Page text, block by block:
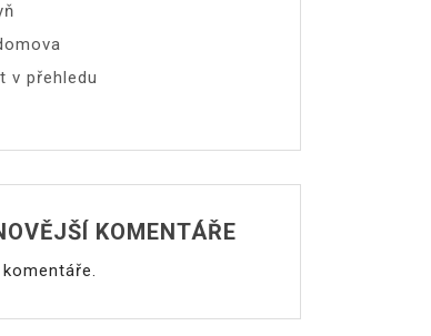
v přehledu
KOMENTÁŘE